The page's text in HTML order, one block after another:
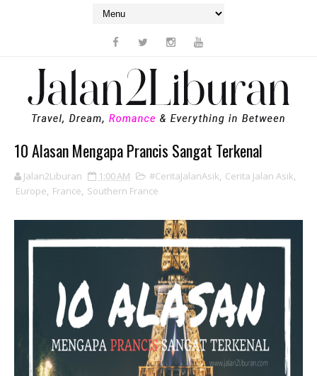
10 Alasan Mengapa Prancis Sangat Terkenal
Jalan2Liburan 1:00 AM #CeritaJalanAsik, Cerita Jalan Asik,
Europe, France, Southern France